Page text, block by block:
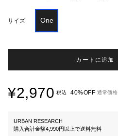
サイズ One
カートに追加
¥2,970 税込 40%OFF 通常価格
URBAN RESEARCH
購入合計金額4,990円以上で送料無料